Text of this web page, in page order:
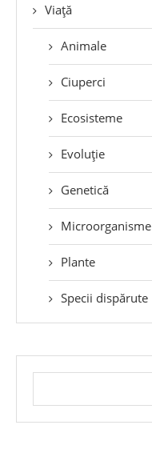
Viață
Animale
Ciuperci
Ecosisteme
Evoluție
Genetică
Microorganisme
Plante
Specii dispărute